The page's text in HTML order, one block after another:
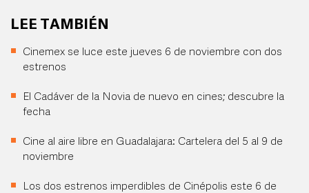
LEE TAMBIÉN
Cinemex se luce este jueves 6 de noviembre con dos
estrenos
El Cadáver de la Novia de nuevo en cines; descubre la
fecha
Cine al aire libre en Guadalajara: Cartelera del 5 al 9 de
noviembre
Los dos estrenos imperdibles de Cinépolis este 6 de